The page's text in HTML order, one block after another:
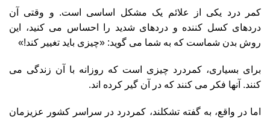
کمر درد یکی از علائم یک مشکل اساسی است. و وقتی آن
دردهای کسل کننده و دردهای شدید را احساس می کنید، این
روش بدن شماست که به شما می گوید: «چیزی باید تغییر کند!»
برای بسیاری، کمردرد چیزی است که روزانه با آن زندگی می
کنند. آنها فکر می کنند که در آن گیر کرده اند.
اما در واقع، به گفته تشکلند، کمردرد در سراسر کشور عزیزمان